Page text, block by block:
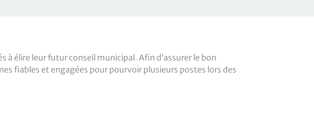
à élire leur futur conseil municipal. Afin d’assurer le bon
fiables et engagées pour pourvoir plusieurs postes lors des